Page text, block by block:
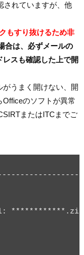
されていますが、他
もすり抜けるため非
合は、必ずメールの
スも確認した上で開
がうまく開けない、開
のソフトが異常
またはITCまでご
************.zip